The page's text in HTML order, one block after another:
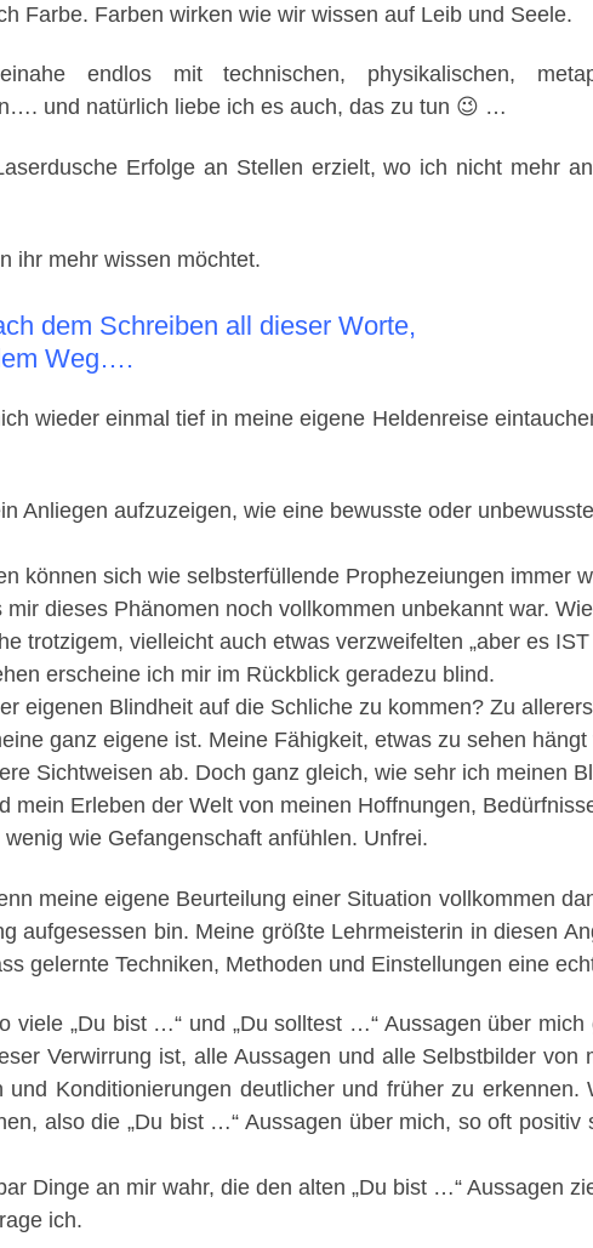
Farbe. Farben wirken wie wir wissen auf Leib und Seele.
endlos mit technischen, physikalischen,
und natürlich liebe ich es auch, das zu tun 😉 …
Erfolge an Stellen erzielt, wo ich nicht mehr
ihr mehr wissen möchtet.
dem Schreiben all dieser Worte,
Weg….
wieder einmal tief in meine eigene Heldenreise
Anliegen aufzuzeigen, wie eine bewusste oder
können sich wie selbsterfüllende Prophezeiungen immer
dieses Phänomen noch vollkommen unbekannt war.
trotzigem, vielleicht auch etwas verzweifelten „aber es
erscheine ich mir im Rückblick geradezu blind.
eigenen Blindheit auf die Schliche zu kommen? Zu
ganz eigene ist. Meine Fähigkeit, etwas zu sehen
Sichtweisen ab. Doch ganz gleich, wie sehr ich meinen
mein Erleben der Welt von meinen Hoffnungen,
wie Gefangenschaft anfühlen. Unfrei.
meine eigene Beurteilung einer Situation vollkommen
aufgesessen bin. Meine größte Lehrmeisterin in diesen
gelernte Techniken, Methoden und Einstellungen eine
viele „Du bist …“ und „Du solltest …“ Aussagen über
Verwirrung ist, alle Aussagen und alle Selbstbilder
Konditionierungen deutlicher und früher zu
also die „Du bist …“ Aussagen über mich, so oft
Dinge an mir wahr, die den alten „Du bist …“ Aussagen
ich.